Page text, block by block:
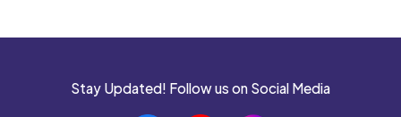
Stay Updated! Follow us on Social Media